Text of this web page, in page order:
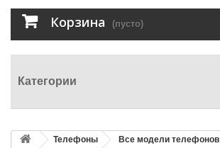
Корзина (пусто)
Категории
Телефоны Все модели телефонов